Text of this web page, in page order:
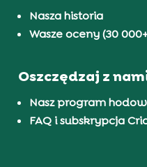
Nasza historia
Wasze oceny (30
Oszczędzaj z
Nasz program
FAQ i subskrypcja